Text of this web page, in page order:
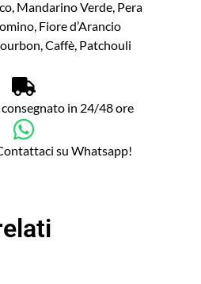
Mandarino Verde, Pera
Fiore d’Arancio
Caffè, Patchouli
in 24/48 ore
su Whatsapp!